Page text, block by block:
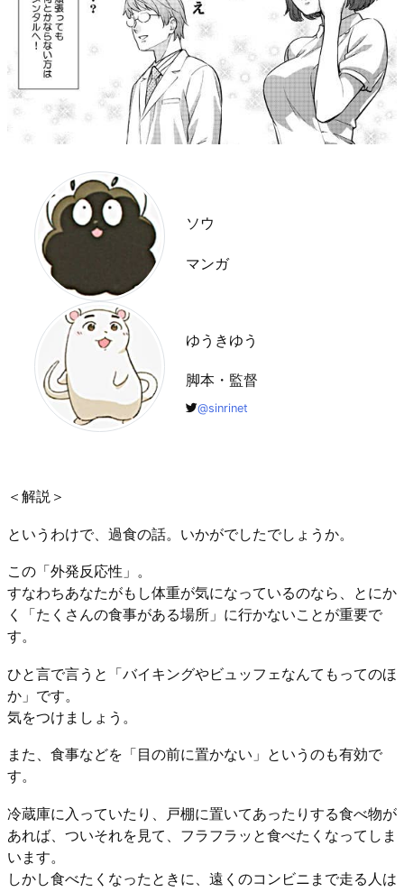
ソウ
マンガ
ゆうきゆう
脚本・監督
@sinrinet
＜解説＞
というわけで、過食の話。いかがでしたでしょうか。
この「外発反応性」。
すなわちあなたがもし体重が気になっているのなら、とにか
く「たくさんの食事がある場所」に行かないことが重要で
す。
ひと言で言うと「バイキングやビュッフェなんてもってのほ
か」です。
気をつけましょう。
また、食事などを「目の前に置かない」というのも有効で
す。
冷蔵庫に入っていたり、戸棚に置いてあったりする食べ物が
あれば、ついそれを見て、フラフラッと食べたくなってしま
います。
しかし食べたくなったときに、遠くのコンビニまで走る人は